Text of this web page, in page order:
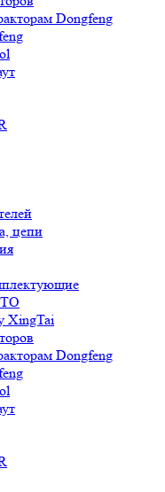
Dongfeng
цепи
ТО
XingTai
Dongfeng